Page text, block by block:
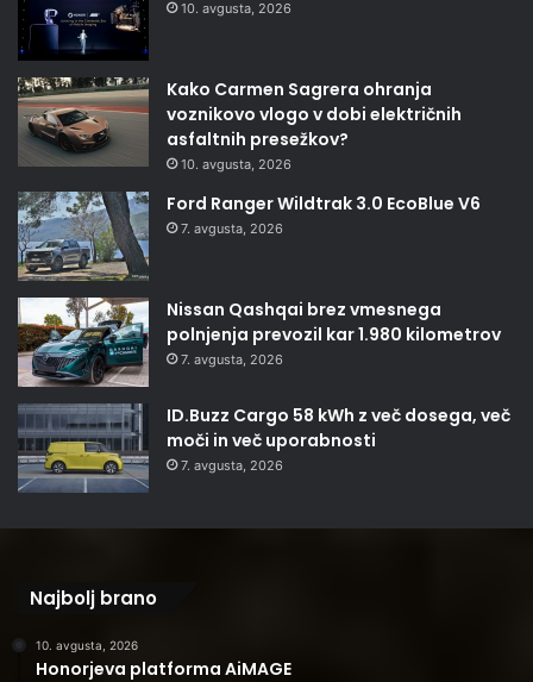
10. avgusta, 2026
Kako Carmen Sagrera ohranja
voznikovo vlogo v dobi električnih
asfaltnih presežkov?
10. avgusta, 2026
Ford Ranger Wildtrak 3.0 EcoBlue V6
7. avgusta, 2026
Nissan Qashqai brez vmesnega
polnjenja prevozil kar 1.980 kilometrov
7. avgusta, 2026
ID.Buzz Cargo 58 kWh z več dosega, več
moči in več uporabnosti
7. avgusta, 2026
Najbolj brano
10. avgusta, 2026
Honorjeva platforma AiMAGE